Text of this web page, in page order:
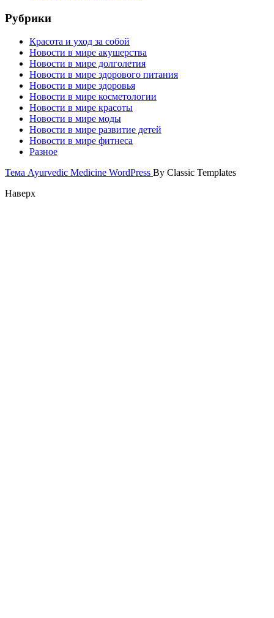
Рубрики
Красота и уход за собой
Новости в мире акушерства
Новости в мире долголетия
Новости в мире здорового питания
Новости в мире здоровья
Новости в мире косметологии
Новости в мире красоты
Новости в мире моды
Новости в мире развитие детей
Новости в мире фитнеса
Разное
Тема Ayurvedic Medicine WordPress By Classic Templates
Наверх